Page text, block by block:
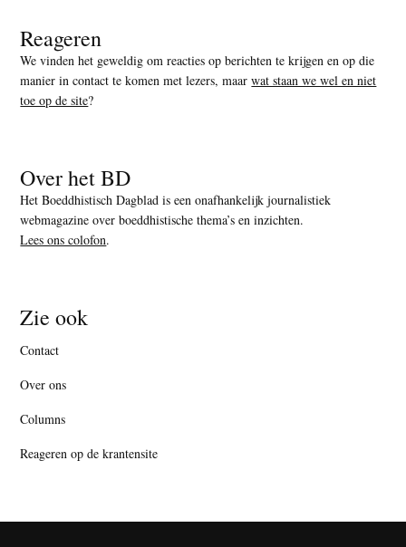
Reageren
We vinden het geweldig om reacties op berichten te krijgen en op die
manier in contact te komen met lezers, maarwat staan we wel en niet
toe op de site?
Over het BD
Het Boeddhistisch Dagblad is een onafhankelijk journalistiek
webmagazine over boeddhistische thema’s en inzichten.
Lees ons colofon.
Zie ook
Contact
Over ons
Columns
Reageren op de krantensite